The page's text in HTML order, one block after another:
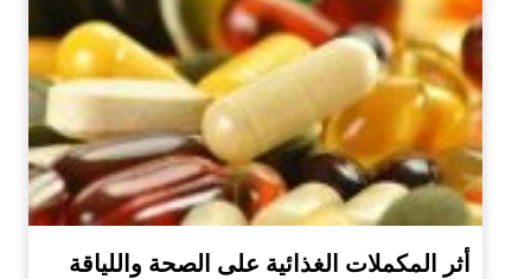
أثر المكملات الغذائية على الصحة واللياقة